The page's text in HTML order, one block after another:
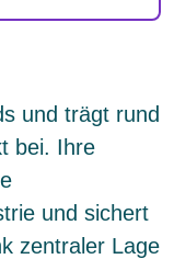
und trägt rund
bei. Ihre
und sichert
zentraler Lage